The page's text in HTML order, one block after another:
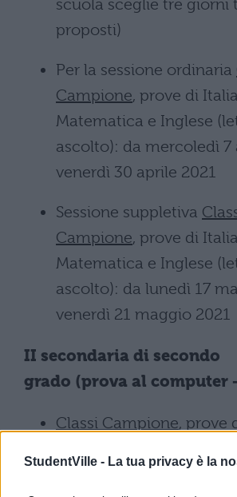
StudentVille - La tua privacy è la
scuola sceglie tre giorni
proposti)
Per la sessione ordinaria
Campione, prove di
Matematica e Inglese
ascolto): da mercoledì 7
venerdì 30 aprile 2021
Sessione suppletiva
Campione, prove di
Matematica e Inglese
ascolto): da lunedì 17
venerdì 21 maggio 2021
II secondaria di secondo
grado (prova al computer
Classi Campione, prove
e Matematica: martedì
venerdì 14 maggio 2021